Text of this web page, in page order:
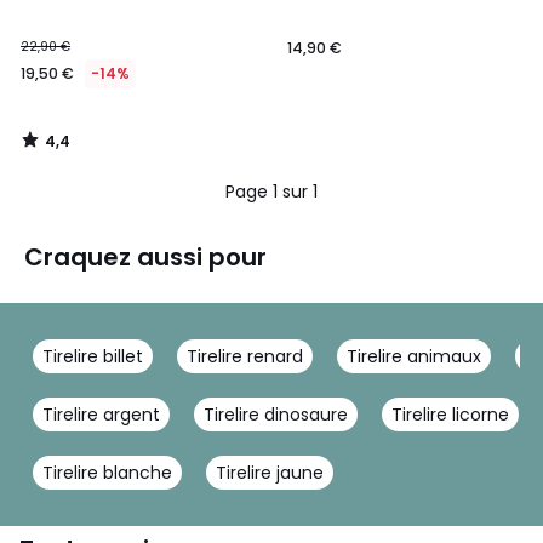
22,90 €
19,50 € -14%
4,4
/
14,90 €
Page 1 sur 1
Craquez aussi pour
Tirelire billet Tirelire renard Tirelire animaux
Tirelire argent Tirelire dinosaure Tirelire licorne
Tirelire blanche Tirelire jaune